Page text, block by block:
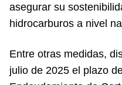
asegurar su
hidrocarburos a nivel
Entre otras medidas,
julio de 2025 el plazo